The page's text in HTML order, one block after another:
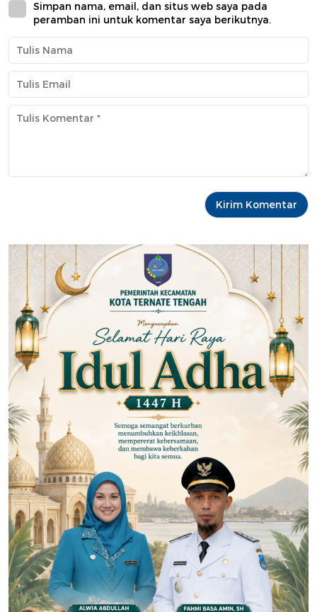
Simpan nama, email, dan situs web saya pada
peramban ini untuk komentar saya berikutnya.